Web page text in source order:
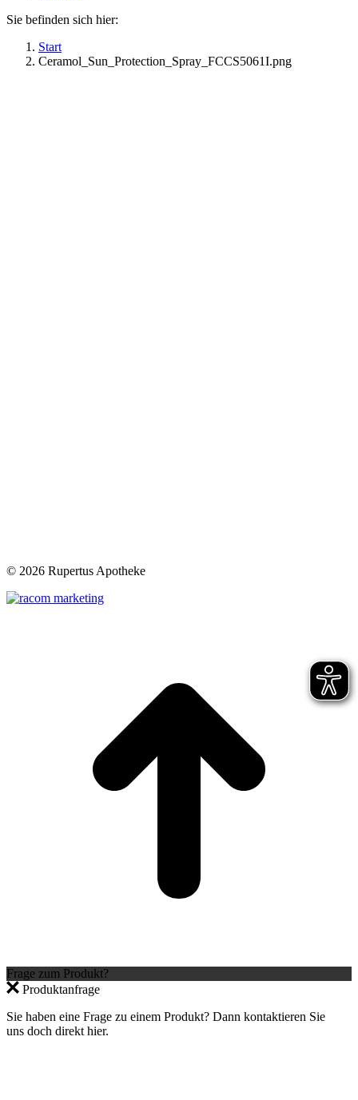
Sie befinden sich hier:
Start
Ceramol_Sun_Protection_Spray_FCCS5061I.png
© 2026 Rupertus Apotheke
Frage zum Produkt?
Produktanfrage
Sie haben eine Frage zu einem Produkt? Dann kontaktieren Sie
uns doch direkt hier.